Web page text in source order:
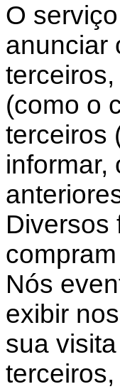
O
anunciar
(como o
terceiros
informar,
Diversos
Nós
exibir
sua